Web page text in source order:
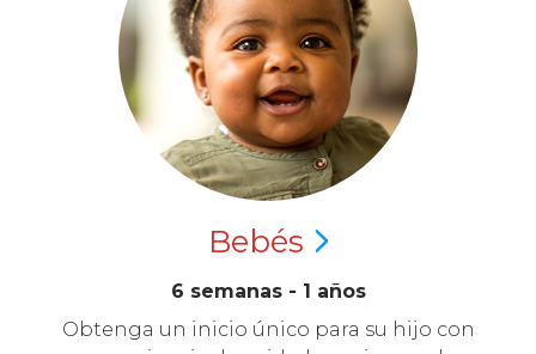
Bebés
6 semanas - 1 años
Obtenga un inicio único para su hijo con